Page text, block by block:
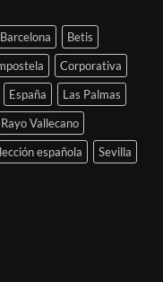
Barcelona
Betis
Corporativa
España
Las Palmas
Rayo Vallecano
española
Sevilla